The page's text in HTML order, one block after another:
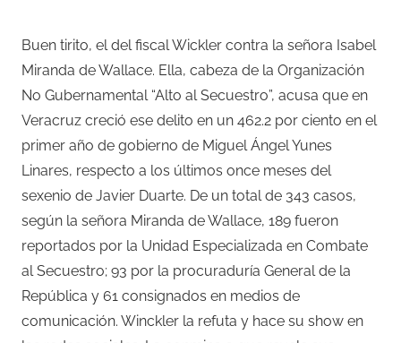
Buen tirito, el del fiscal Wickler contra la señora Isabel
Miranda de Wallace. Ella, cabeza de la Organización
No Gubernamental “Alto al Secuestro”, acusa que en
Veracruz creció ese delito en un 462.2 por ciento en el
primer año de gobierno de Miguel Ángel Yunes
Linares, respecto a los últimos once meses del
sexenio de Javier Duarte. De un total de 343 casos,
según la señora Miranda de Wallace, 189 fueron
reportados por la Unidad Especializada en Combate
al Secuestro; 93 por la procuraduría General de la
República y 61 consignados en medios de
comunicación. Winckler la refuta y hace su show en